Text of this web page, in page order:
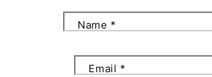
Name *
Email *